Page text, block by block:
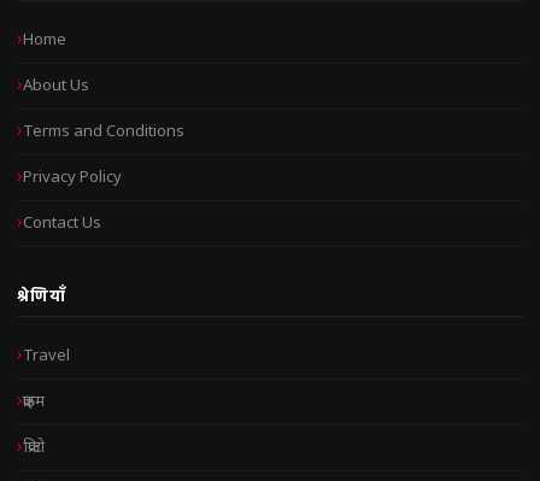
Home
About Us
Terms and Conditions
Privacy Policy
Contact Us
श्रेणियाँ
Travel
क्राइम
क्रिप्टो